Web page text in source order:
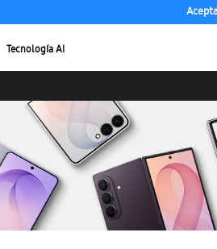
Tecnología AI